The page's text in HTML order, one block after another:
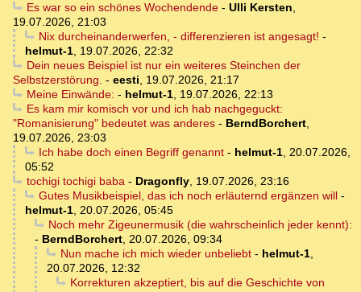
Es war so ein schönes Wochendende- Ulli Kersten,
19.07.2026, 21:03
Nix durcheinanderwerfen, - differenzieren ist angesagt! -
helmut-1, 19.07.2026, 22:32
Dein neues Beispiel ist nur ein weiteres Steinchen der
Selbstzerstörung. - eesti, 19.07.2026, 21:17
Meine Einwände: - helmut-1, 19.07.2026, 22:13
Es kam mir komisch vor und ich hab nachgeguckt:
"Romanisierung" bedeutet was anderes - BerndBorchert,
19.07.2026, 23:03
Ich habe doch einen Begriff genannt- helmut-1, 20.07.2026,
05:52
tochigi tochigi baba- Dragonfly, 19.07.2026, 23:16
Gutes Musikbeispiel, das ich noch erläuternd ergänzen will-
helmut-1, 20.07.2026, 05:45
Noch mehr Zigeunermusik (die wahrscheinlich jeder kennt):
- BerndBorchert, 20.07.2026, 09:34
Nun mache ich mich wieder unbeliebt- helmut-1,
20.07.2026, 12:32
Korrekturen akzeptiert, bis auf die Geschichte von